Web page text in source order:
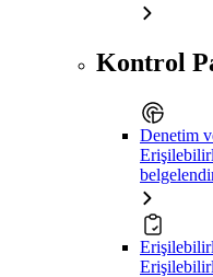
Kontrol
Denetim